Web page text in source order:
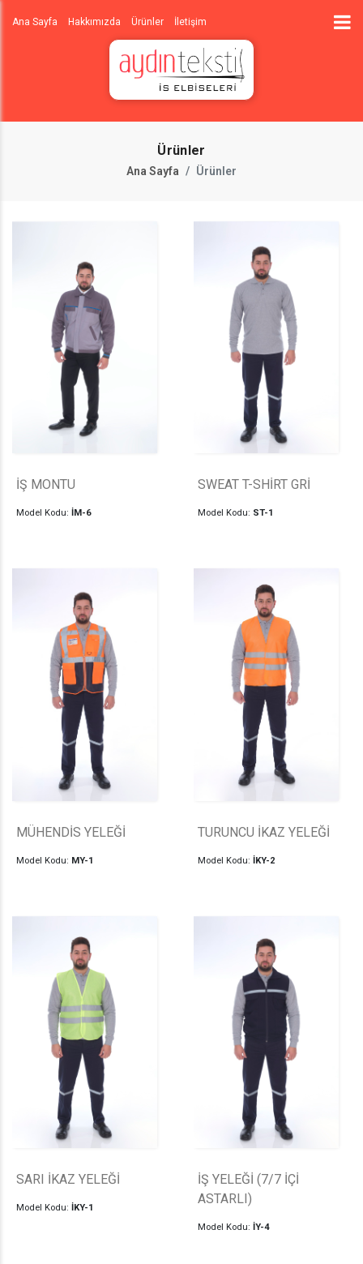
Ana Sayfa Hakkımızda Ürünler İletişim
Ürünler
Ana Sayfa Ürünler
İŞ MONTU
Model Kodu: İM-6
SWEAT T-SHİRT GRİ
Model Kodu: ST-1
MÜHENDİS YELEĞİ
Model Kodu: MY-1
TURUNCU İKAZ YELEĞİ
Model Kodu: İKY-2
SARI İKAZ YELEĞİ
Model Kodu: İKY-1
İŞ YELEĞİ (7/7 İÇİ
ASTARLI)
Model Kodu: İY-4